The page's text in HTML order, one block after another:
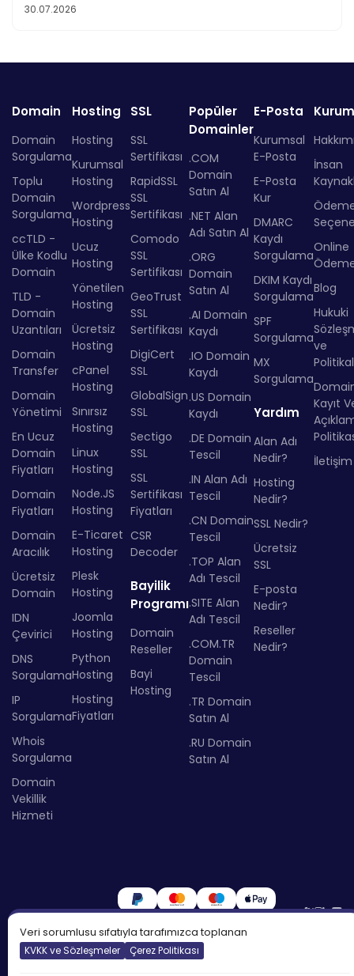
30.07.2026
Domain
Domain
Sorgulama
Toplu
Domain
Sorgulama
ccTLD -
Ülke Kodlu
Domain
TLD -
Domain
Uzantıları
Domain
Transfer
Domain
Yönetimi
En Ucuz
Domain
Fiyatları
Domain
Fiyatları
Domain
Aracılık
Ücretsiz
Domain
IDN
Çevirici
DNS
Sorgulama
IP
Sorgulama
Whois
Sorgulama
Domain
Vekillik
Hizmeti
Hosting
Hosting
Kurumsal
Hosting
Wordpress
Hosting
Ucuz
Hosting
Yönetilen
Hosting
Ücretsiz
Hosting
cPanel
Hosting
Sınırsız
Hosting
Linux
Hosting
Node.JS
Hosting
E-Ticaret
Hosting
Plesk
Hosting
Joomla
Hosting
Python
Hosting
Hosting
Fiyatları
SSL
SSL
Sertifikası
RapidSSL
SSL
Sertifikası
Comodo
SSL
Sertifikası
GeoTrust
SSL
Sertifikası
DigiCert
SSL
GlobalSign
SSL
Sectigo
SSL
SSL
Sertifikası
Fiyatları
CSR
Decoder
Bayilik
Programı
Domain
Reseller
Bayi
Hosting
Popüler
Domainler
.COM
Domain
Satın Al
.NET Alan
Adı Satın Al
.ORG
Domain
Satın Al
.AI Domain
Kaydı
.IO Domain
Kaydı
.US Domain
Kaydı
.DE Domain
Tescil
.IN Alan Adı
Tescil
.CN Domain
Tescil
.TOP Alan
Adı Tescil
.SITE Alan
Adı Tescil
.COM.TR
Domain
Tescil
.TR Domain
Satın Al
.RU Domain
Satın Al
E-Posta
Kurumsal
E-Posta
E-Posta
Kur
DMARC
Kaydı
Sorgulama
DKIM Kaydı
Sorgulama
SPF
Sorgulama
MX
Sorgulama
Yardım
Alan Adı
Nedir?
Hosting
Nedir?
SSL Nedir?
Ücretsiz
SSL
E-posta
Nedir?
Reseller
Nedir?
İnsan
Online
Blog
Hukuki
ve
Kayıt
İletişim
Veri sorumlusu sıfatıyla tarafımızca toplanan
KVKK ve Sözleşmeler Çerez Politikası